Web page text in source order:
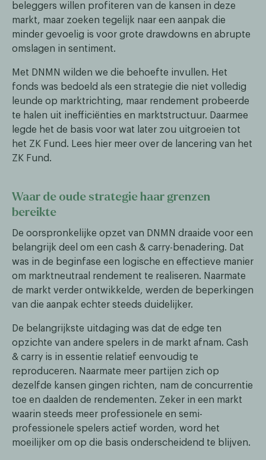
beleggers willen profiteren van de kansen in deze
markt, maar zoeken tegelijk naar een aanpak die
minder gevoelig is voor grote drawdowns en abrupte
omslagen in sentiment.
Met DNMN wilden we die behoefte invullen. Het
fonds was bedoeld als een strategie die niet volledig
leunde op marktrichting, maar rendement probeerde
te halen uit inefficiënties en marktstructuur. Daarmee
legde het de basis voor wat later zou uitgroeien tot
het ZK Fund. Lees hier meer over de lancering van het
ZK Fund.
Waar de oude strategie haar grenzen
bereikte
De oorspronkelijke opzet van DNMN draaide voor een
belangrijk deel om een cash & carry-benadering. Dat
was in de beginfase een logische en effectieve manier
om marktneutraal rendement te realiseren. Naarmate
de markt verder ontwikkelde, werden de beperkingen
van die aanpak echter steeds duidelijker.
De belangrijkste uitdaging was dat de edge ten
opzichte van andere spelers in de markt afnam. Cash
& carry is in essentie relatief eenvoudig te
reproduceren. Naarmate meer partijen zich op
dezelfde kansen gingen richten, nam de concurrentie
toe en daalden de rendementen. Zeker in een markt
waarin steeds meer professionele en semi-
professionele spelers actief worden, word het
moeilijker om op die basis onderscheidend te blijven.